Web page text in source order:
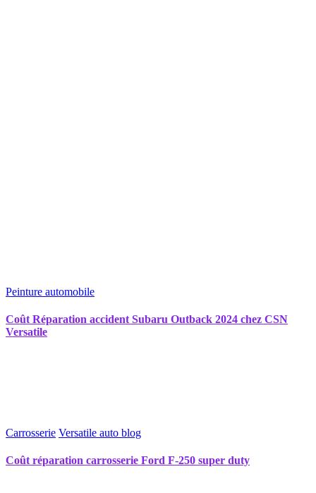
Peinture automobile
Coût Réparation accident Subaru Outback 2024 chez CSN
Versatile
Carrosserie Versatile auto blog
Coût réparation carrosserie Ford F-250 super duty